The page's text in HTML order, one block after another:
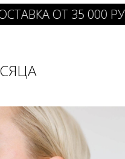
ОТ 35 000 РУБ